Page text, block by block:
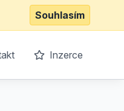
Souhlasím
Inzerce